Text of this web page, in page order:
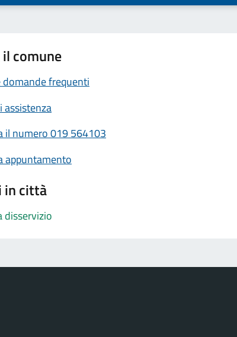
comune
domande frequenti
assistenza
il numero 019 564103
appuntamento
in città
disservizio